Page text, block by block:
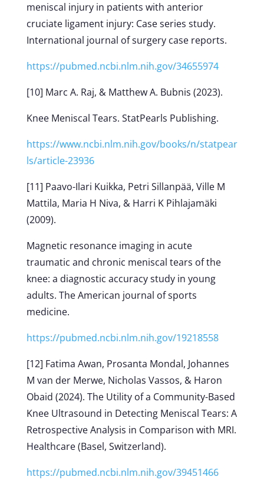
meniscal injury in patients with anterior
cruciate ligament injury: Case series study.
International journal of surgery case reports.
https://pubmed.ncbi.nlm.nih.gov/34655974
[10] Marc A. Raj, & Matthew A. Bubnis (2023).
Knee Meniscal Tears. StatPearls Publishing.
https://www.ncbi.nlm.nih.gov/books/n/statpear
ls/article-23936
[11] Paavo-Ilari Kuikka, Petri Sillanpää, Ville M
Mattila, Maria H Niva, & Harri K Pihlajamäki
(2009).
Magnetic resonance imaging in acute
traumatic and chronic meniscal tears of the
knee: a diagnostic accuracy study in young
adults. The American journal of sports
medicine.
https://pubmed.ncbi.nlm.nih.gov/19218558
[12] Fatima Awan, Prosanta Mondal, Johannes
M van der Merwe, Nicholas Vassos, & Haron
Obaid (2024). The Utility of a Community-Based
Knee Ultrasound in Detecting Meniscal Tears: A
Retrospective Analysis in Comparison with MRI.
Healthcare (Basel, Switzerland).
https://pubmed.ncbi.nlm.nih.gov/39451466